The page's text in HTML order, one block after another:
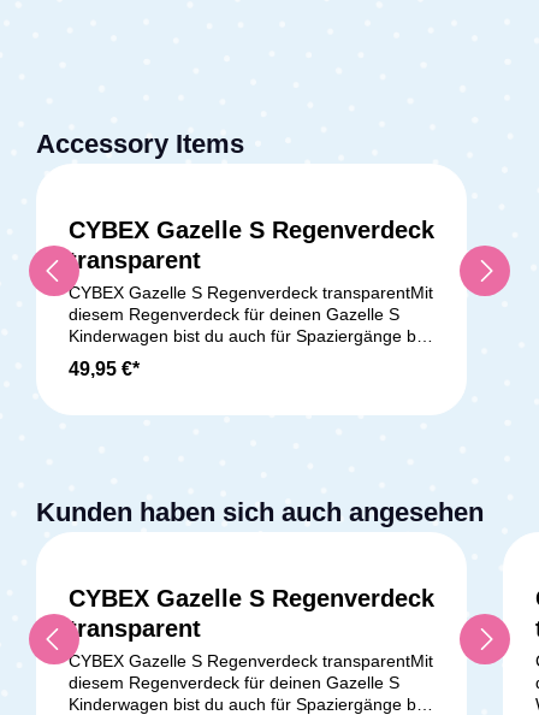
Accessory Items
CYBEX Gazelle S Regenverdeck
transparent
CYBEX Gazelle S Regenverdeck transparentMit
diesem Regenverdeck für deinen Gazelle S
Kinderwagen bist du auch für Spaziergänge bei
schlechtem Wetter bestens ausgerüstet. Es
schützt dein Kind vor Regen und Wind.
49,95 €*
Kunden haben sich auch angesehen
CYBEX Gazelle S Regenverdeck
transparent
CYBEX Gazelle S Regenverdeck transparentMit
diesem Regenverdeck für deinen Gazelle S
Kinderwagen bist du auch für Spaziergänge bei